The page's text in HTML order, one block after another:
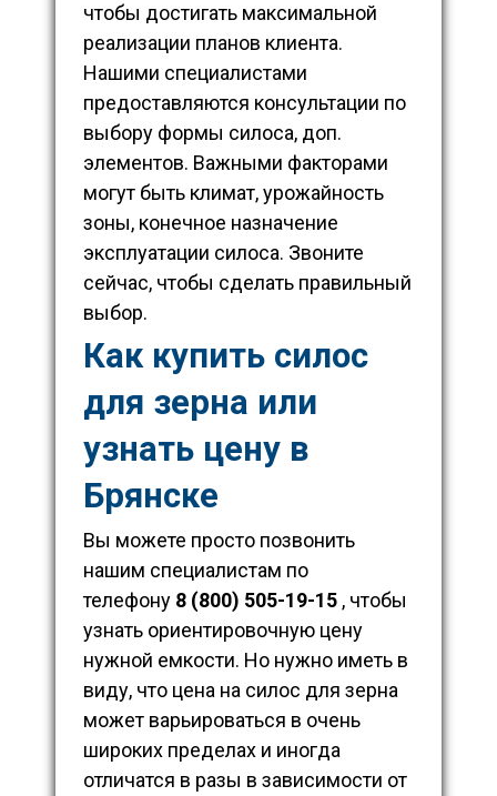
чтобы достигать максимальной
реализации планов клиента.
Нашими специалистами
предоставляются консультации по
выбору формы силоса, доп.
элементов. Важными факторами
могут быть климат, урожайность
зоны, конечное назначение
эксплуатации силоса. Звоните
сейчас, чтобы сделать правильный
выбор.
Как купить силос
для зерна или
узнать цену в
Брянске
Вы можете просто позвонить
нашим специалистам по
телефону 8 (800) 505-19-15 , чтобы
узнать ориентировочную цену
нужной емкости. Но нужно иметь в
виду, что цена на силос для зерна
может варьироваться в очень
широких пределах и иногда
отличатся в разы в зависимости от